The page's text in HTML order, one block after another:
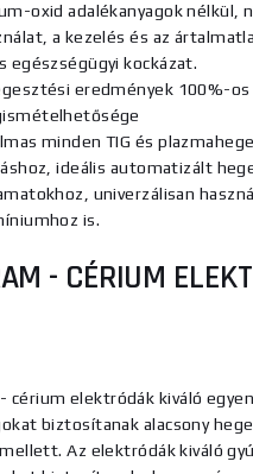
oxid adalékanyagok nélkül,
a kezelés és az
egészségügyi kockázat.
eredmények 100%-os
minden TIG és
ideális automatizált
univerzálisan
is.
- CÉRIUM
- cérium elektródák kiváló
biztosítanak alacsony
Az elektródák kiváló